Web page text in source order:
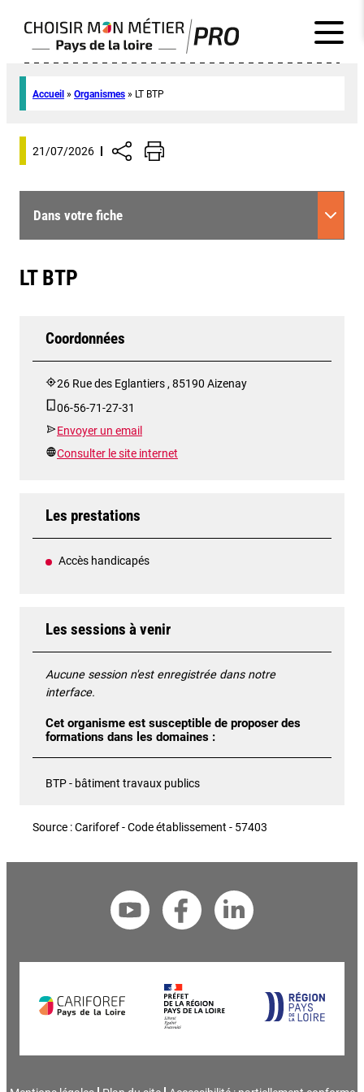
Accueil » Organismes » LT BTP
21/07/2026
Dans votre fiche
LT BTP
Coordonnées
26 Rue des Eglantiers , 85190 Aizenay
06-56-71-27-31
Envoyer un email
Consulter le site internet
Les prestations
Accès handicapés
Les sessions à venir
Aucune session n'est enregistrée dans notre
interface.
Cet organisme est susceptible de proposer des
formations dans les domaines :
BTP - bâtiment travaux publics
Source : Cariforef - Code établissement - 57403